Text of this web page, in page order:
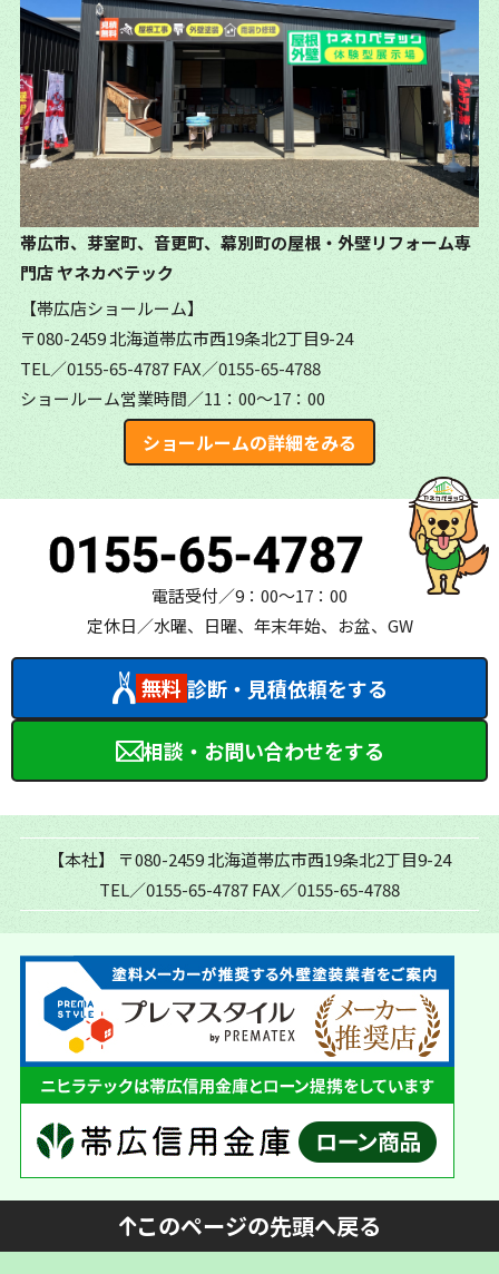
帯広市、芽室町、音更町、幕別町の屋根・外壁リフォーム専
門店ヤネカベテック
【帯広店ショールーム】
〒080-2459 北海道帯広市西19条北2丁目9-24
TEL／0155-65-4787FAX／0155-65-4788
ショールーム営業時間／11：00～17：00
ショールームの詳細をみる
0155-65-4787
電話受付／9：00～17：00
定休日／水曜、日曜、年末年始、お盆、GW
無料 診断・見積依頼をする
相談・お問い合わせをする
【本社】
〒080-2459 北海道帯広市西19条北2丁目9-24
TEL／0155-65-4787FAX／0155-65-4788
このページの先頭へ戻る